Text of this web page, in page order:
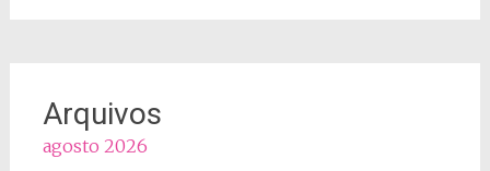
Arquivos
agosto 2026